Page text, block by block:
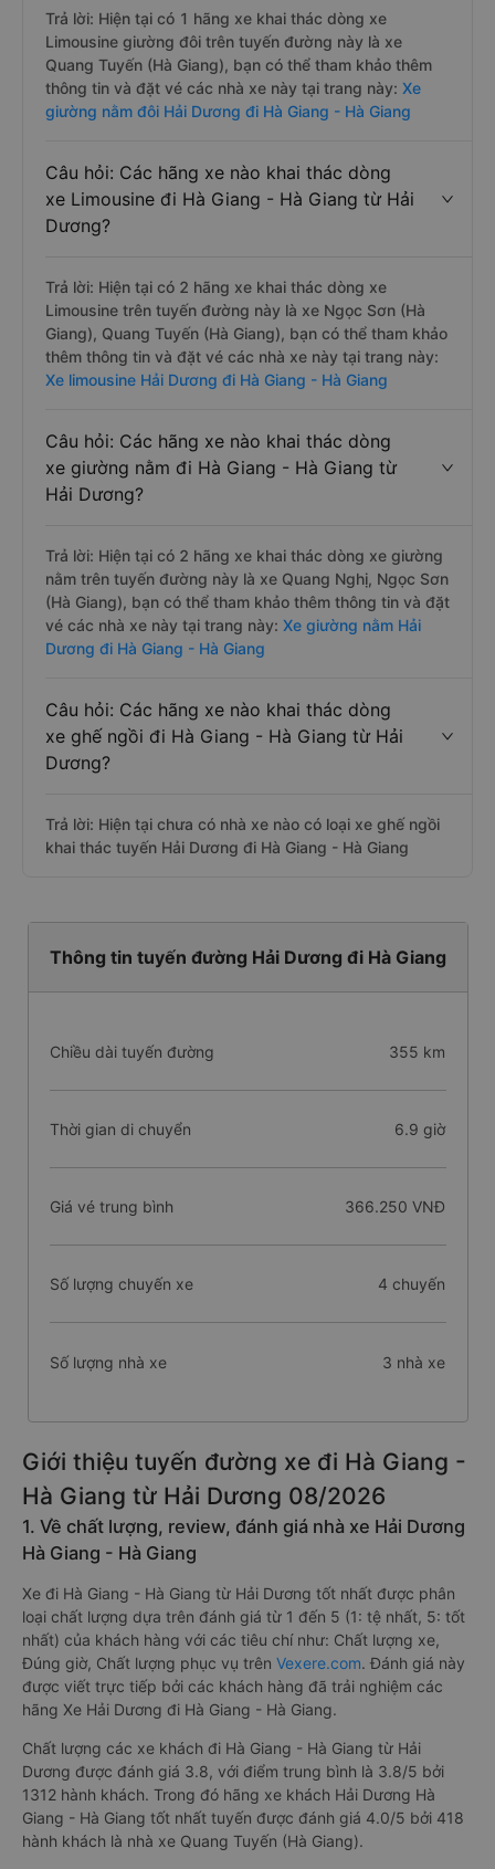
Trả lời: Hiện tại có 1 hãng xe khai thác dòng xe
Limousine giường đôi trên tuyến đường này là xe
Quang Tuyến (Hà Giang), bạn có thể tham khảo thêm
thông tin và đặt vé các nhà xe này tại trang này: Xe
giường nằm đôi Hải Dương đi Hà Giang - Hà Giang
Câu hỏi: Các hãng xe nào khai thác dòng
xe Limousine đi Hà Giang - Hà Giang từ Hải
Dương?
Trả lời: Hiện tại có 2 hãng xe khai thác dòng xe
Limousine trên tuyến đường này là xe Ngọc Sơn (Hà
Giang), Quang Tuyến (Hà Giang), bạn có thể tham khảo
thêm thông tin và đặt vé các nhà xe này tại trang này:
Xe limousine Hải Dương đi Hà Giang - Hà Giang
Câu hỏi: Các hãng xe nào khai thác dòng
xe giường nằm đi Hà Giang - Hà Giang từ
Hải Dương?
Trả lời: Hiện tại có 2 hãng xe khai thác dòng xe giường
nằm trên tuyến đường này là xe Quang Nghị, Ngọc Sơn
(Hà Giang), bạn có thể tham khảo thêm thông tin và đặt
vé các nhà xe này tại trang này: Xe giường nằm Hải
Dương đi Hà Giang - Hà Giang
Câu hỏi: Các hãng xe nào khai thác dòng
xe ghế ngồi đi Hà Giang - Hà Giang từ Hải
Dương?
Trả lời: Hiện tại chưa có nhà xe nào có loại xe ghế ngồi
khai thác tuyến Hải Dương đi Hà Giang - Hà Giang
Thông tin tuyến đường Hải Dương đi Hà Giang
Chiều dài tuyến đường 355 km
Thời gian di chuyển 6.9 giờ
Giá vé trung bình 366.250 VNĐ
Số lượng chuyến xe 4 chuyến
Số lượng nhà xe 3 nhà xe
Giới thiệu tuyến đường xe đi Hà Giang -
Hà Giang từ Hải Dương 08/2026
1. Về chất lượng, review, đánh giá nhà xe Hải Dương
Hà Giang - Hà Giang
Xe đi Hà Giang - Hà Giang từ Hải Dương tốt nhất được phân
loại chất lượng dựa trên đánh giá từ 1 đến 5 (1: tệ nhất, 5: tốt
nhất) của khách hàng với các tiêu chí như: Chất lượng xe,
Đúng giờ, Chất lượng phục vụ trên Vexere.com. Đánh giá này
được viết trực tiếp bởi các khách hàng đã trải nghiệm các
hãng Xe Hải Dương đi Hà Giang - Hà Giang.
Chất lượng các xe khách đi Hà Giang - Hà Giang từ Hải
Dương được đánh giá 3.8, với điểm trung bình là 3.8/5 bởi
1312 hành khách. Trong đó hãng xe khách Hải Dương Hà
Giang - Hà Giang tốt nhất tuyến được đánh giá 4.0/5 bởi 418
hành khách là nhà xe Quang Tuyến (Hà Giang).